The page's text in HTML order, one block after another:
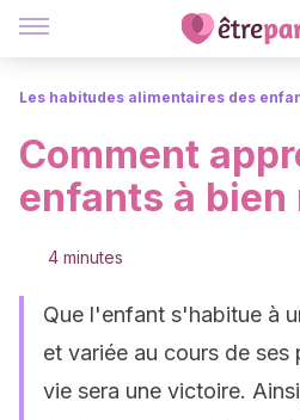
Les habitudes alimentaires des
Comment
enfants à bien
4 minutes
Que l'enfant s'habitue à
et variée au cours de ses
vie sera une victoire.